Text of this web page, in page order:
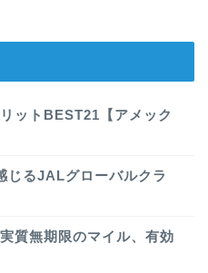
ットBEST21【アメック
じるJALグローバルクラ
質無期限のマイル、有効